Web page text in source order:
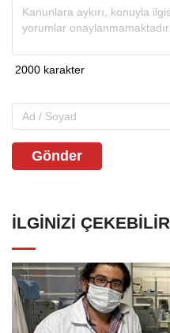
Gönder
İLGINIZI ÇEKEBILIR